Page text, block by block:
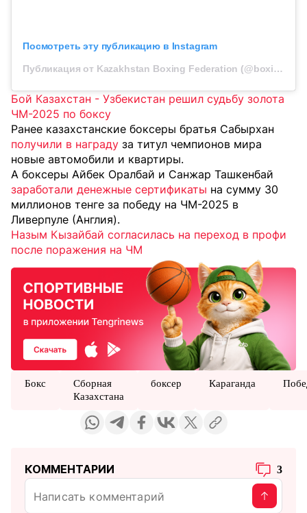
Посмотреть эту публикацию в Instagram
Публикация от Kazakhstan Boxing Federation (@boxingkazakhstan)
Бой Казахстан - Узбекистан решил судьбу золота
ЧМ-2025 по боксу
Ранее казахстанские боксеры братья Сабырхан
получили в награду за титул чемпионов мира
новые автомобили и квартиры.
А боксеры Айбек Оралбай и Санжар Ташкенбай
заработали денежные сертификаты на сумму 30
миллионов тенге за победу на ЧМ-2025 в
Ливерпуле (Англия).
Назым Кызайбай согласилась на переход в профи
после поражения на ЧМ
Бокс
Сборная
Казахстана
боксер Караганда
КОММЕНТАРИИ 3